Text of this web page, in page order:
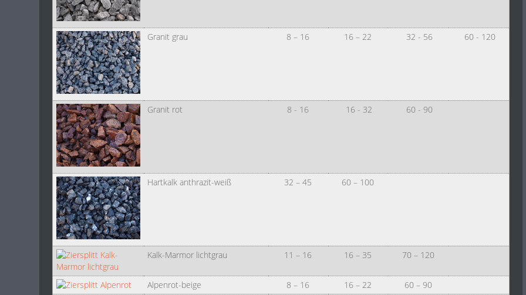
Granit grau 8 – 16 16 – 22 32 - 56 60 - 120
Granit rot 8 - 16 16 - 32 60 - 90
Hartkalk anthrazit-weiß 32 – 45 60 – 100
Kalk-Marmor lichtgrau 11 – 16 16 – 35 70 – 120
Alpenrot-beige 8 – 16 16 – 22
60 – 90